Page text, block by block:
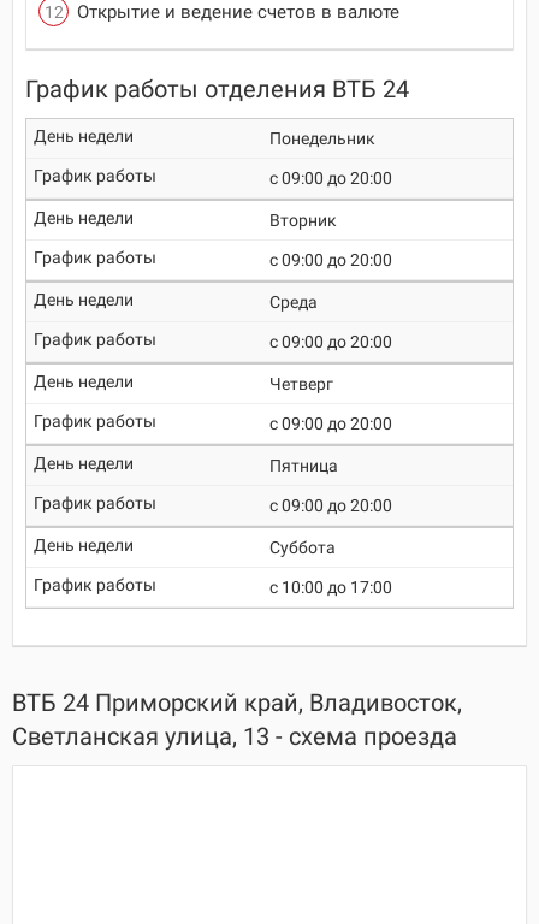
Открытие и ведение счетов в валюте
График работы отделения ВТБ 24
Понедельник
c 09:00 до 20:00
Вторник
c 09:00 до 20:00
Среда
c 09:00 до 20:00
Четверг
c 09:00 до 20:00
Пятница
c 09:00 до 20:00
Суббота
c 10:00 до 17:00
ВТБ 24 Приморский край, Владивосток,
Светланская улица, 13 - схема проезда